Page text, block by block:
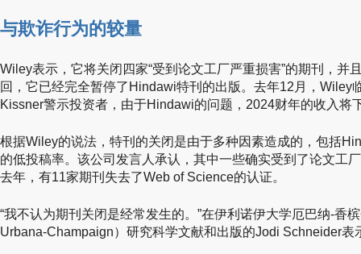
与欺诈行为的较量
Wiley表示，它将关闭四家“受到论文工厂严重损害”的期刊，并
回，它已经完全暂停了Hindawi特刊的出版。去年12月，Wiley
Kissner警示投资者，由于Hindawi的问题，2024财年的收入将
根据Wiley的说法，特刊的关闭是由于多种因素造成的，包括
的低投稿率。该公司发言人承认，其中一些确实受到了论文工
去年，有11家期刊失去了Web of Science的认证。
“我不认为期刊关闭是经常发生的。”在伊利诺伊大学厄巴纳-香
Urbana-Champaign）研究科学文献和出版的Jodi Schneider表